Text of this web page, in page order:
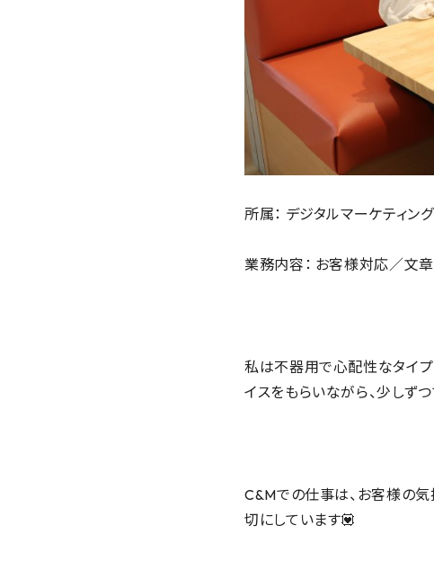
所属： デジタルマーケティン
業務内容： お客様対応／文
私は不器用で心配性なタイプ
イスをもらいながら、少しず
C&Mでの仕事は、お客様の気
切にしています💟